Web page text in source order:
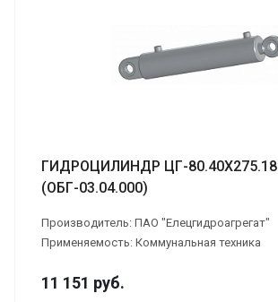
ГИДРОЦИЛИНДР ЦГ-80.40Х275.18
(ОБГ-03.04.000)
Производитель: ПАО "Елецгидроагрегат"
Применяемость: Коммунальная техника
11 151 руб.